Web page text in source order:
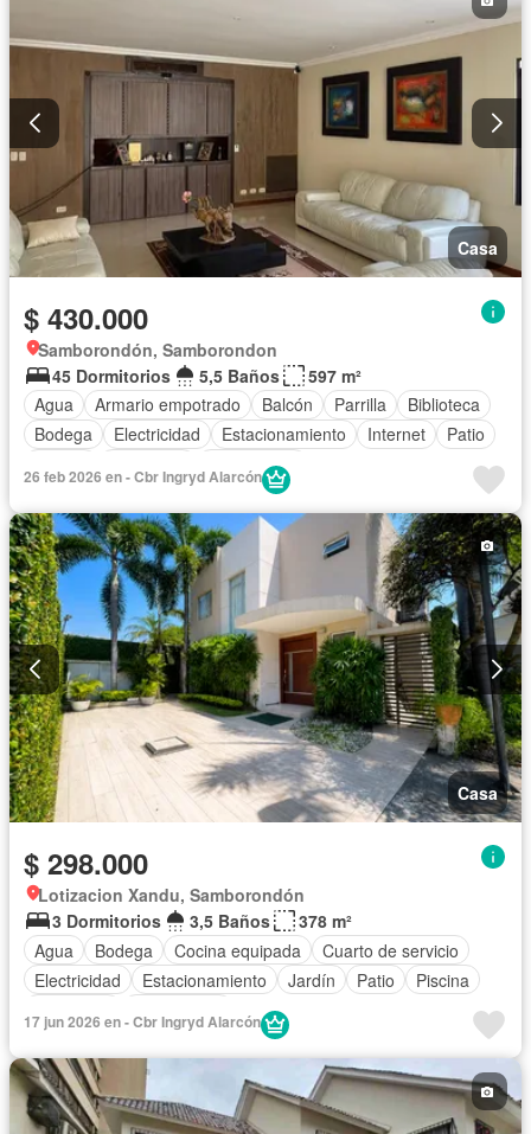
Casa
$ 430.000
Samborondón, Samborondon
45 Dormitorios
5,5 Baños
597 m²
Agua
Armario empotrado Balcón Parrilla
Biblioteca
Bodega
Electricidad Estacionamiento Internet
Patio
Sin amoblar
26 feb 2026 en - Cbr Ingryd Alarcón
Casa
$ 298.000
Lotizacion Xandu, Samborondón
3 Dormitorios
3,5 Baños
378 m²
Agua
Bodega Cocina equipada
Cuarto de servicio
Electricidad
Estacionamiento Jardín Patio
Piscina
17 jun 2026 en - Cbr Ingryd Alarcón